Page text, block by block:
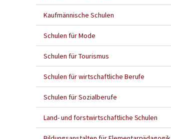
Kaufmännische Schulen
Schulen für Mode
Schulen für Tourismus
Schulen für wirtschaftliche Berufe
Schulen für Sozialberufe
Land- und forstwirtschaftliche Schulen